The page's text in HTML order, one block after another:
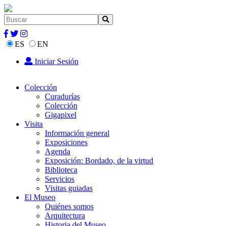
ES
EN
Iniciar Sesión
Colección
Curadurías
Colección
Gigapixel
Visita
Información general
Exposiciones
Agenda
Exposición: Bordado, de la virtud
Biblioteca
Servicios
Visitas guiadas
El Museo
Quiénes somos
Arquitectura